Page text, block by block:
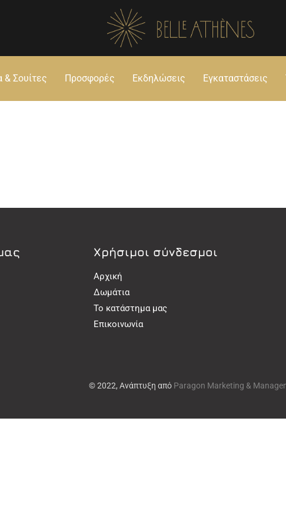
& Σουίτες Προσφορές Εκδηλώσεις Εγκαταστάσεις
Χρήσιμοι σύνδεσμοι
Αρχική
Δωμάτια
Το κατάστημα μας
Επικοινωνία
© 2022, Ανάπτυξη από Paragon Marketing &